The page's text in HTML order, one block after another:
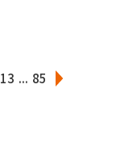
13 ... 85